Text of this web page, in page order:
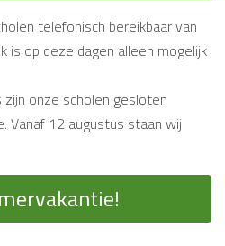
telefonisch bereikbaar van
op deze dagen alleen mogelijk
onze scholen gesloten
Vanaf 12 augustus staan wij